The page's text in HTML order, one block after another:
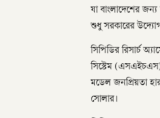
যা বাংলাদেশের
শুধু সরকারের
সিপিডির রিসার্চ
সিস্টেম
মডেল জনপ্রিয়তা
সোলার।